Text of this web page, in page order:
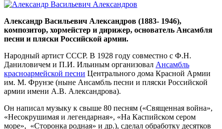
Александр Васильевич Александров (1883- 1946),
композитор, хормейстер и дирижер, основатель Ансамбля
песни и пляски Российской армии.
Народный артист СССР. В 1928 году совместно с Ф.Н.
Даниловичем и П.И. Ильиным организовал Ансамбль
красноармейской песни Центрального дома Красной Армии
им. М. Фрунзе (ныне Ансамбль песни и пляски Российской
армии имени А.В. Александрова).
Он написал музыку к свыше 80 песням («Священная война»,
«Несокрушимая и легендарная», «На Каспийском сером
море», «Сторонка родная» и др.), сделал обработку десятков